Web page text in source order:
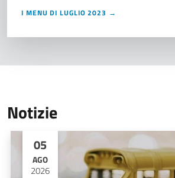
I MENU DI LUGLIO 2023 →
Notizie
05
AGO
2026